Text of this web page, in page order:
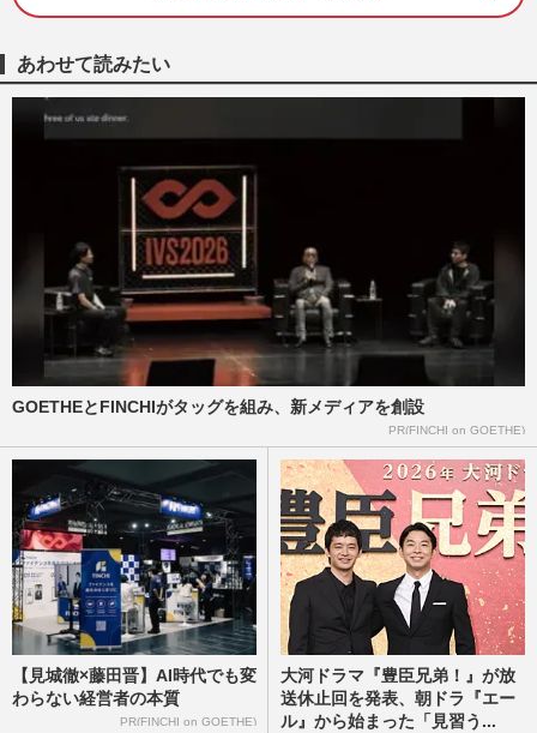
速」「女性差別」と国内外から異論…残さ
れた「再改正」の道
彬子さま、皇族費が《1年で1500万円増
額》に 〈麻生太郎の姪だから〉疑念と
「男女格差是正」の指摘
週刊女性2026年8月11日号 2026/7/28
天皇ご一家が2年連続ご着用、愛子さま
の“5500円かりゆし” 製造元が明かす驚き
の反響「まさかうちの商品と…
週刊女性PRIME
雅子さまと愛子さま、「かりゆしリンクコ
ーデ」で那須へ… “時差を超えた”W杯同
時観戦の裏話も披露
週刊女性PRIME 2026/7/18
あわせて読みたい
GOETHEとFINCHIがタッグを組み、新メディアを創設
PR(FINCHI on GOETHE)
【見城徹×藤田晋】AI時代でも変
わらない経営者の本質
PR(FINCHI on GOETHE)
大河ドラマ『豊臣兄弟！』が放
送休止回を発表、朝ドラ『エー
ル』から始まった「見習う...